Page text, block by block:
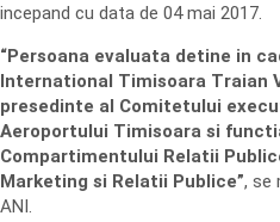
incepand cu data de 04 mai 2017.
“Persoana evaluata detine in
International Timisoara Traian
presedinte al Comitetului
Aeroportului Timisoara si
Compartimentului Relatii
Marketing si Relatii Publice”, se
ANI.